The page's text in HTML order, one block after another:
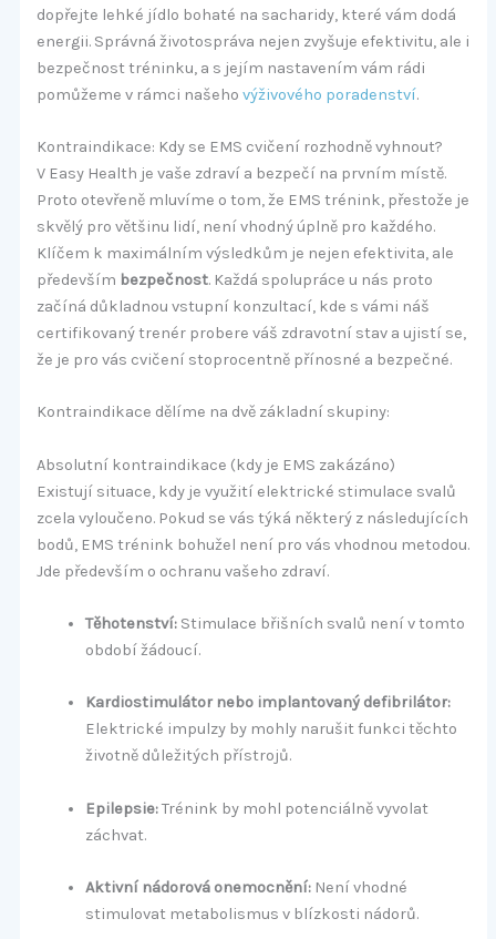
dopřejte lehké jídlo bohaté na sacharidy, které vám dodá
energii. Správná životospráva nejen zvyšuje efektivitu, ale i
bezpečnost tréninku, a s jejím nastavením vám rádi
pomůžeme v rámci našeho výživového poradenství.
Kontraindikace: Kdy se EMS cvičení rozhodně vyhnout?
V Easy Health je vaše zdraví a bezpečí na prvním místě.
Proto otevřeně mluvíme o tom, že EMS trénink, přestože je
skvělý pro většinu lidí, není vhodný úplně pro každého.
Klíčem k maximálním výsledkům je nejen efektivita, ale
především bezpečnost. Každá spolupráce u nás proto
začíná důkladnou vstupní konzultací, kde s vámi náš
certifikovaný trenér probere váš zdravotní stav a ujistí se,
že je pro vás cvičení stoprocentně přínosné a bezpečné.
Kontraindikace dělíme na dvě základní skupiny:
Absolutní kontraindikace (kdy je EMS zakázáno)
Existují situace, kdy je využití elektrické stimulace svalů
zcela vyloučeno. Pokud se vás týká některý z následujících
bodů, EMS trénink bohužel není pro vás vhodnou metodou.
Jde především o ochranu vašeho zdraví.
Těhotenství:Stimulace břišních svalů není v tomto
období žádoucí.
Kardiostimulátor nebo implantovaný defibrilátor:
Elektrické impulzy by mohly narušit funkci těchto
životně důležitých přístrojů.
Epilepsie:Trénink by mohl potenciálně vyvolat
záchvat.
Aktivní nádorová onemocnění:Není vhodné
stimulovat metabolismus v blízkosti nádorů.